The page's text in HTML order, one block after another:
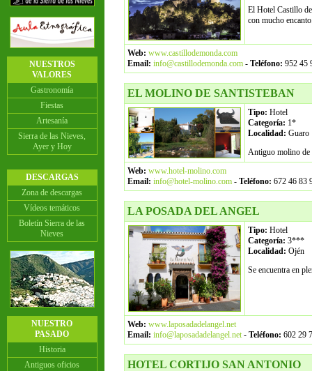
NUESTROS
VALORES
Gastronomía
Fiestas
Artesanía
Sierra de las Nieves,
Ayer y Hoy
DESCARGAS
Zona de descargas
Vídeos temáticos
Boletín Sierra de las
Nieves
NUESTRO
PASADO
Historia
Antiguos oficios
El Hotel Castillo
con mucho
Web: www.castillodemonda.com
Email: info@castillodemonda.com -Teléfono: 952 45
EL MOLINO DE SANTISTEBAN
Tipo: Hotel
Categoría: 1*
Localidad: Guaro
Antiguo molino de
Web: www.hotel-molino.com
Email: info@hotel-molino.com -Teléfono: 672 46 83
LA POSADA DEL ANGEL
Tipo: Hotel
Categoría: 3***
Localidad: Ojén
Se encuentra en
Web: www.laposadadelangel.net
Email: info@laposadadelangel.net-Teléfono: 602 29
HOTEL CORTIJO SAN ANTONIO